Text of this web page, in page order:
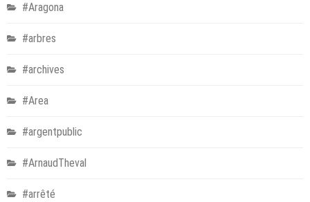
#Aragona
#arbres
#archives
#Area
#argentpublic
#ArnaudTheval
#arrêté